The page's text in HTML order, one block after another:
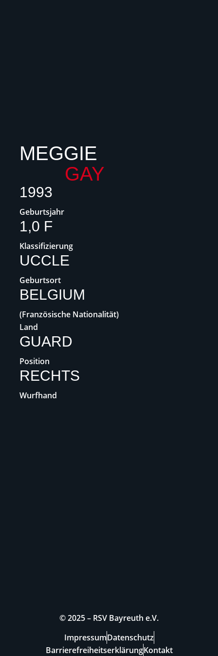
MEGGIE
GAY
1993
Geburtsjahr
1,0 F
Klassifizierung
UCCLE
Geburtsort
BELGIUM
(Französische Nationalität)
Land
GUARD
Position
RECHTS
Wurfhand
© 2025 – RSV Bayreuth e.V.
ImpressumDatenschutz
BarrierefreiheitserklärungKontakt